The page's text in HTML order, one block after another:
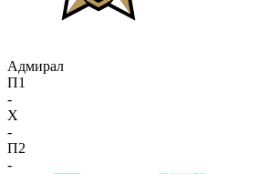
Адмирал
П1
-
X
-
П2
-